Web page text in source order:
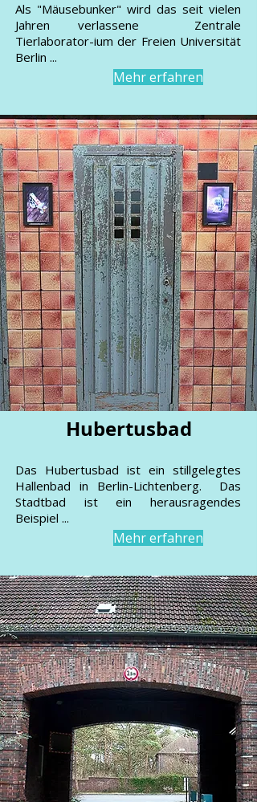
Als "Mäusebunker" wird das seit vielen
Jahren verlassene Zentrale
Tierlaborator-ium der Freien Universität
Berlin ...
Mehr erfahren
Hubertusbad
Das Hubertusbad ist ein stillgelegtes
Hallenbad in Berlin-Lichtenberg. Das
Stadtbad ist ein herausragendes
Beispiel ...
Mehr erfahren